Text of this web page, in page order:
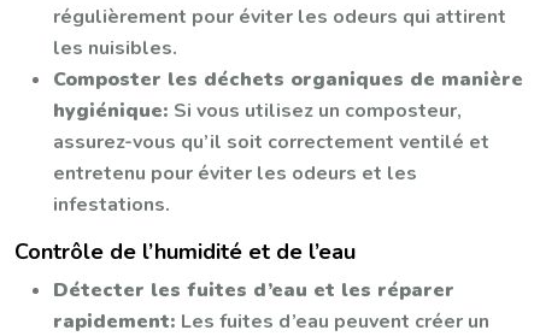
régulièrement pour éviter les odeurs qui attirent
les nuisibles.
Composter les déchets organiques de manière
hygiénique: Si vous utilisez un composteur,
assurez-vous qu’il soit correctement ventilé et
entretenu pour éviter les odeurs et les
infestations.
Contrôle de l’humidité et de l’eau
Détecter les fuites d’eau et les réparer
rapidement: Les fuites d’eau peuvent créer un